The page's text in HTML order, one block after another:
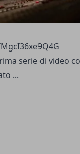
serie di video
...